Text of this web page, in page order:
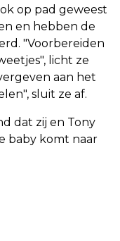
op pad geweest
en hebben de
"Voorbereiden
licht ze
aan het
sluit ze af.
dat zij en Tony
baby komt naar